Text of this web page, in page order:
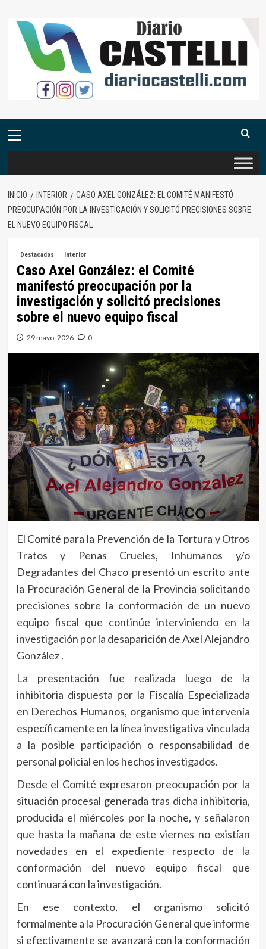
contenido
Menú
INICIO INTERIOR
CASO AXEL GONZÁLEZ: EL COMITÉ MANIFESTÓ
PREOCUPACIÓN POR LA INVESTIGACIÓN Y SOLICITÓ PRECISIONES SOBRE
EL NUEVO EQUIPO FISCAL
Destacados Interior
Caso Axel González: el Comité
manifestó preocupación por la
investigación y solicitó precisiones
sobre el nuevo equipo fiscal
29 mayo, 2026 0
El Comité para la Prevención de la Tortura y Otros
Tratos y Penas Crueles, Inhumanos y/o
Degradantes del Chaco presentó un escrito ante
la Procuración General de la Provincia solicitando
precisiones sobre la conformación de un nuevo
equipo fiscal que continúe interviniendo en la
investigación por la desaparición de Axel Alejandro
González .
La presentación fue realizada luego de la
inhibitoria dispuesta por la Fiscalía Especializada
en Derechos Humanos, organismo que intervenía
específicamente en la línea investigativa vinculada
a la posible participación o responsabilidad de
personal policial en los hechos investigados.
Desde el Comité expresaron preocupación por la
situación procesal generada tras dicha inhibitoria,
producida el miércoles por la noche, y señalaron
que hasta la mañana de este viernes no existían
novedades en el expediente respecto de la
conformación del nuevo equipo fiscal que
continuará con la investigación.
En ese contexto, el organismo solicitó
formalmente a la Procuración General que informe
si efectivamente se avanzará con la conformación